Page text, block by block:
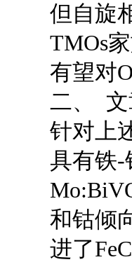
但自旋
TMOs
有望对
二、 文
针对上
具有铁-
和钴倾
进了